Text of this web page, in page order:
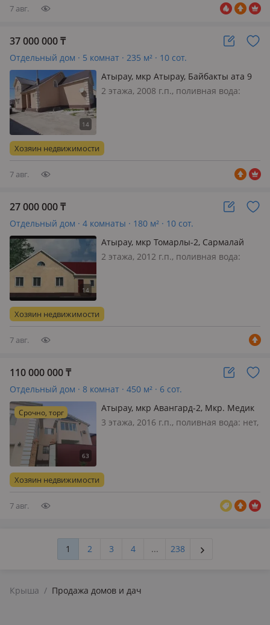
7 авг.
37 000 000₸
Отдельный дом · 5 комнат · 235 м² · 10 сот.
Атырау, мкр Атырау, Байбакты ата 9
2 этажа, 2008 г.п., поливная вода:
переездом. Продается мансардный
дом 2008г, 5 комн, общ площадь 235…
Хозяин недвижимости
7 авг.
27 000 000₸
Отдельный дом · 4 комнаты · 180 м² · 10 сот.
Атырау, мкр Томарлы-2, Сармалай
Шалкарова 7
2 этажа, 2012 г.п., поливная вода:
частный дом в мкр. Томарлы-2
(Атырау) Предлагается к прода…
Хозяин недвижимости
7 авг.
110 000 000₸
Отдельный дом · 8 комнат · 450 м² · 6 сот.
Срочно, торг
Атырау, мкр Авангард-2, Мкр. Медик
3 этажа, 2016 г.п., поливная вода: нет,
этажный дом в районе Авангарда,
рядом с базаром Коктем. Идеально…
Хозяин недвижимости
7 авг.
1 2 3 4 ... 238
Крыша / Продажа домов и дач